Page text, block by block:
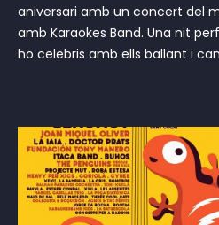
aniversari amb un concert del
amb Karaokes Band. Una nit
ho celebris amb ells ballant i